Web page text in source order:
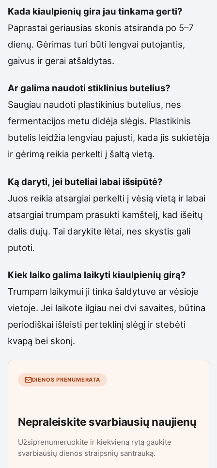
Kada kiaulpienių gira jau tinkama gerti?
Paprastai geriausias skonis atsiranda po 5–7
dienų. Gėrimas turi būti lengvai putojantis,
gaivus ir gerai atšaldytas.
Ar galima naudoti stiklinius butelius?
Saugiau naudoti plastikinius butelius, nes
fermentacijos metu didėja slėgis. Plastikinis
butelis leidžia lengviau pajusti, kada jis sukietėja
ir gėrimą reikia perkelti į šaltą vietą.
Ką daryti, jei buteliai labai išsipūtė?
Juos reikia atsargiai perkelti į vėsią vietą ir labai
atsargiai trumpam prasukti kamštelį, kad išeitų
dalis dujų. Tai darykite lėtai, nes skystis gali
putoti.
Kiek laiko galima laikyti kiaulpienių girą?
Trumpam laikymui ji tinka šaldytuve ar vėsioje
vietoje. Jei laikote ilgiau nei dvi savaites, būtina
periodiškai išleisti perteklinį slėgį ir stebėti
kvapą bei skonį.
DIENOS PRENUMERATA
Nepraleiskite svarbiausių naujienų
Užsiprenumeruokite ir kiekvieną rytą gaukite
svarbiausių dienos straipsnių santrauką.